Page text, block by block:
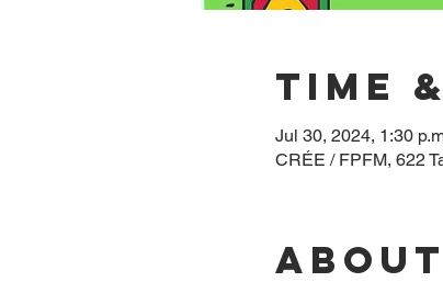
Time
Jul 30, 2024, 1:30
CRÉE / FPFM, 622